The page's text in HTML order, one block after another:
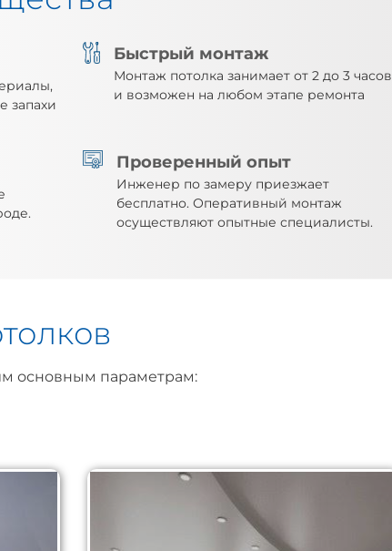
запахи
Быстрый монтаж
Монтаж потолка занимает от 2 до 3 часов
и возможен на любом этапе ремонта
Проверенный опыт
Инженер по замеру приезжает
бесплатно. Оперативный монтаж
осуществляют опытные специалисты.
основным параметрам: